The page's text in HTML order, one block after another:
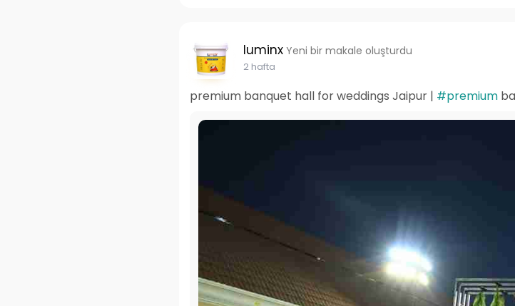
luminx Yeni bir makale oluşturdu
2 hafta
premium banquet hall for weddings Jaipur | #premium